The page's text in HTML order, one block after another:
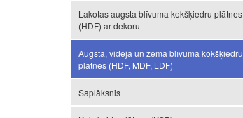
Lakotas augsta blīvuma kokšķiedru plātnes
(HDF) ar dekoru
Augsta, vidēja un zema blīvuma kokšķiedru
plātnes (HDF, MDF, LDF)
Saplāksnis